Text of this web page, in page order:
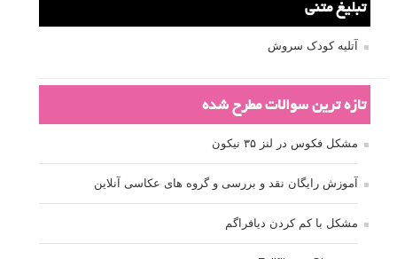
تبلیغ متنی
آتلیه کودک سروش
تازه ترین سوالات مطرح شده
مشکل فکوس در لنز ۳۵ نیکون
آموزش رایگان نقد و بررسی و گروه های عکاسی آنلاین
مشکل با کم کردن دیافراگم